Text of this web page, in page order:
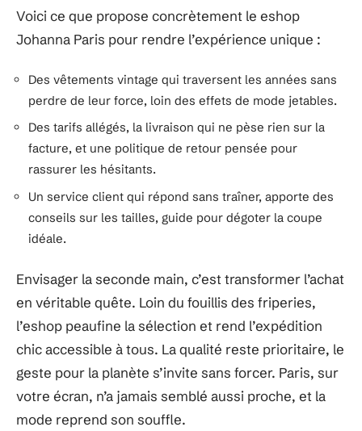
Voici ce que propose concrètement le eshop
Johanna Paris pour rendre l’expérience unique :
Des vêtements vintage qui traversent les années sans
perdre de leur force, loin des effets de mode jetables.
Des tarifs allégés, la livraison qui ne pèse rien sur la
facture, et une politique de retour pensée pour
rassurer les hésitants.
Un service client qui répond sans traîner, apporte des
conseils sur les tailles, guide pour dégoter la coupe
idéale.
Envisager la seconde main, c’est transformer l’achat
en véritable quête. Loin du fouillis des friperies,
l’eshop peaufine la sélection et rend l’expédition
chic accessible à tous. La qualité reste prioritaire, le
geste pour la planète s’invite sans forcer. Paris, sur
votre écran, n’a jamais semblé aussi proche, et la
mode reprend son souffle.